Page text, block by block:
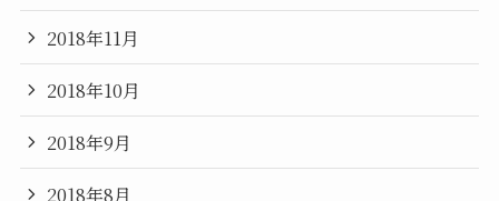
2018年11月
2018年10月
2018年9月
2018年8月